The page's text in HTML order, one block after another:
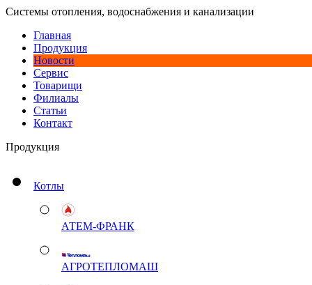
Системы отопления, водоснабжения и канализации
Главная
Продукция
Новости
Сервис
Товарищи
Филиалы
Статьи
Контакт
Продукция
Котлы
АТЕМ-ФРАНК
АГРОТЕПЛОМАШ